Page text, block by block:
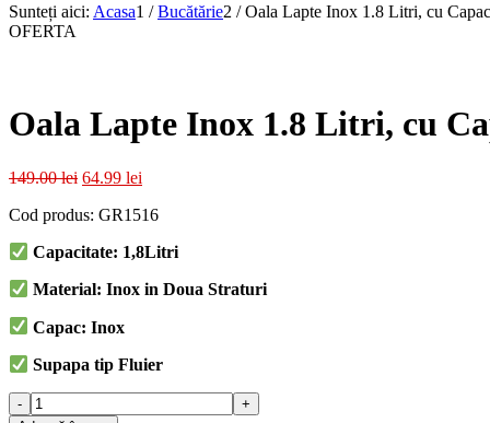
Sunteți aici: Acasa1 / Bucătărie2 / Oala Lapte Inox 1.8 Litri, cu
OFERTA
Oala Lapte Inox 1.8 Litri, cu
149.00lei Prețul
a
149.00 lei.
64.99 lei
este:
Cod produs: GR1516
Capacitate: 1,8Litri
Material: Inox in Doua Straturi
Capac: Inox
Supapa tip Fluier
Cantitate